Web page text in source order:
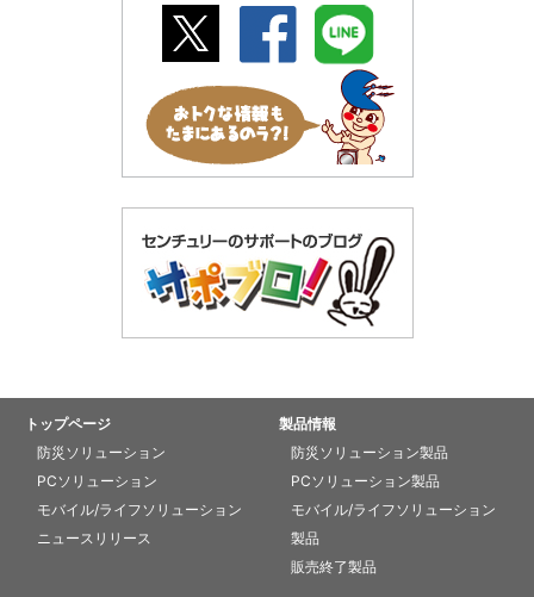
トップページ
防災ソリューション
PCソリューション
モバイル/ライフソリューション
ニュースリリース
製品情報
防災ソリューション製品
PCソリューション製品
モバイル/ライフソリューション
製品
販売終了製品